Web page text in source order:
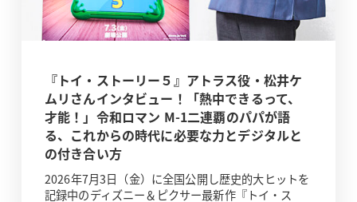
『トイ・ストーリー５』アトラス役・松井ケ
ムリさんインタビュー！「熱中できるって、
才能！」令和ロマン M-1二連覇のパパが語
る、これからの時代に必要な力とデジタルと
の付き合い方
2026年7月3日（金）に全国公開し歴史的大ヒットを
記録中のディズニー＆ピクサー最新作『トイ・ス